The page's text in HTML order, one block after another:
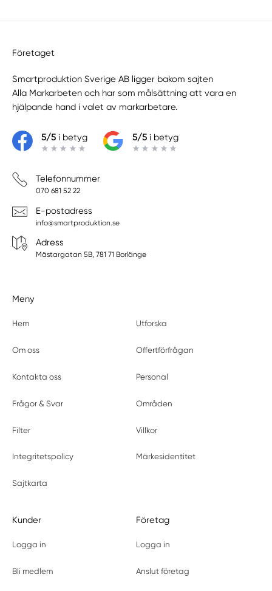
Företaget
Smartproduktion Sverige AB ligger bakom sajten
Alla Markarbeten och har som målsättning att vara en
hjälpande hand i valet av markarbetare.
5/5i betyg 5/5i betyg
Telefonnummer
070 681 52 22
E-postadress
info@smartproduktion.se
Adress
Mästargatan 5B, 781 71 Borlänge
Meny
Hem Utforska
Om oss Offertförfrågan
Kontakta oss Personal
Frågor & Svar Områden
Filter Villkor
Integritetspolicy Märkesidentitet
Sajtkarta
Kunder
Logga in
Bli medlem
Företag
Logga in
Anslut företag